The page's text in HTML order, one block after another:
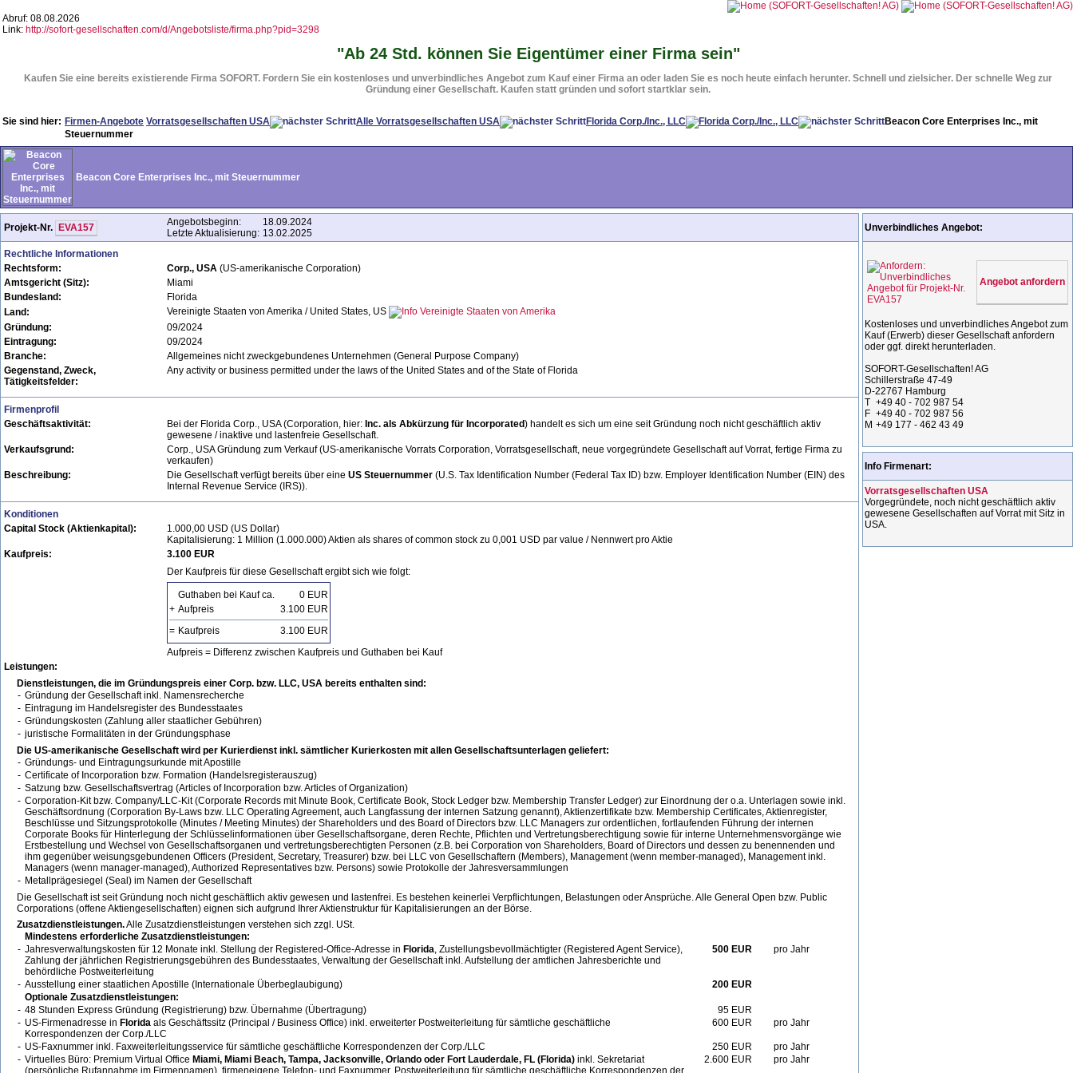
Abruf: 08.08.2026
Link: http://sofort-gesellschaften.com/d/Angebotsliste/firma.php?pid=3298
"Ab 24 Std. können Sie Eigentümer einer Firma sein"
Kaufen Sie eine bereits existierende Firma SOFORT. Fordern Sie ein kostenloses und unverbindliches Angebot zum Kauf einer Firma an oder laden Sie es noch heute einfach herunter. Schnell und zielsicher. Der schnelle Weg zur
Gründung einer Gesellschaft. Kaufen statt gründen und sofort startklar sein.
Sie sind hier: Firmen-Angebote Vorratsgesellschaften USA Alle Vorratsgesellschaften USA Florida Corp./Inc., LLC
Beacon Core Enterprises Inc., mit
Steuernummer
Beacon Core Enterprises Inc., mit Steuernummer
Projekt-Nr. EVA157 Angebotsbeginn:
18.09.2024
Letzte Aktualisierung: 13.02.2025
Rechtliche Informationen
Rechtsform:
Corp., USA (US-amerikanische Corporation)
Amtsgericht (Sitz):
Miami
Bundesland:
Florida
Land:
Vereinigte Staaten von Amerika / United States, US
Gründung:
09/2024
Eintragung:
09/2024
Branche:
Allgemeines nicht zweckgebundenes Unternehmen (General Purpose Company)
Gegenstand, Zweck,
Tätigkeitsfelder:
Any activity or business permitted under the laws of the United States and of the State of Florida
Firmenprofil
Geschäftsaktivität:
Bei der Florida Corp., USA (Corporation, hier: Inc. als Abkürzung für Incorporated) handelt es sich um eine seit Gründung noch nicht geschäftlich aktiv
gewesene / inaktive und lastenfreie Gesellschaft.
Verkaufsgrund:
Corp., USA Gründung zum Verkauf (US-amerikanische Vorrats Corporation, Vorratsgesellschaft, neue vorgegründete Gesellschaft auf Vorrat, fertige Firma zu
verkaufen)
Beschreibung:
Die Gesellschaft verfügt bereits über eine US Steuernummer (U.S. Tax Identification Number (Federal Tax ID) bzw. Employer Identification Number (EIN) des
Internal Revenue Service (IRS)).
Konditionen
Capital Stock (Aktienkapital):
1.000,00 USD (US Dollar)
Kapitalisierung: 1 Million (1.000.000) Aktien als shares of common stock zu 0,001 USD par value / Nennwert pro Aktie
Kaufpreis:
3.100 EUR
Der Kaufpreis für diese Gesellschaft ergibt sich wie folgt:
Guthaben bei Kauf ca.
0 EUR
+ Aufpreis
3.100 EUR
= Kaufpreis
3.100 EUR
Aufpreis = Differenz zwischen Kaufpreis und Guthaben bei Kauf
Leistungen:
Dienstleistungen, die im Gründungspreis einer Corp. bzw. LLC, USA bereits enthalten sind:
- Gründung der Gesellschaft inkl. Namensrecherche
- Eintragung im Handelsregister des Bundesstaates
- Gründungskosten (Zahlung aller staatlicher Gebühren)
- juristische Formalitäten in der Gründungsphase
Die US-amerikanische Gesellschaft wird per Kurierdienst inkl. sämtlicher Kurierkosten mit allen Gesellschaftsunterlagen geliefert:
- Gründungs- und Eintragungsurkunde mit Apostille
- Certificate of Incorporation bzw. Formation (Handelsregisterauszug)
- Satzung bzw. Gesellschaftsvertrag (Articles of Incorporation bzw. Articles of Organization)
- Corporation-Kit bzw. Company/LLC-Kit (Corporate Records mit Minute Book, Certificate Book, Stock Ledger bzw. Membership Transfer Ledger) zur Einordnung der o.a. Unterlagen sowie inkl.
Geschäftsordnung (Corporation By-Laws bzw. LLC Operating Agreement, auch Langfassung der internen Satzung genannt), Aktienzertifikate bzw. Membership Certificates, Aktienregister,
Beschlüsse und Sitzungsprotokolle (Minutes / Meeting Minutes) der Shareholders und des Board of Directors bzw. LLC Managers zur ordentlichen, fortlaufenden Führung der internen
Corporate Books für Hinterlegung der Schlüsselinformationen über Gesellschaftsorgane, deren Rechte, Pflichten und Vertretungsberechtigung sowie für interne Unternehmensvorgänge wie
Erstbestellung und Wechsel von Gesellschaftsorganen und vertretungsberechtigten Personen (z.B. bei Corporation von Shareholders, Board of Directors und dessen zu benennenden und
ihm gegenüber weisungsgebundenen Officers (President, Secretary, Treasurer) bzw. bei LLC von Gesellschaftern (Members), Management (wenn member-managed), Management inkl.
Managers (wenn manager-managed), Authorized Representatives bzw. Persons) sowie Protokolle der Jahresversammlungen
- Metallprägesiegel (Seal) im Namen der Gesellschaft
Die Gesellschaft ist seit Gründung noch nicht geschäftlich aktiv gewesen und lastenfrei. Es bestehen keinerlei Verpflichtungen, Belastungen oder Ansprüche. Alle General Open bzw. Public
Corporations (offene Aktiengesellschaften) eignen sich aufgrund Ihrer Aktienstruktur für Kapitalisierungen an der Börse.
Zusatzdienstleistungen.Alle Zusatzdienstleistungen verstehen sich zzgl. USt.
Mindestens erforderliche Zusatzdienstleistungen:
- Jahresverwaltungskosten für 12 Monate inkl. Stellung der Registered-Office-Adresse in Florida, Zustellungsbevollmächtigter (Registered Agent Service),
Zahlung der jährlichen Registrierungsgebühren des Bundesstaates, Verwaltung der Gesellschaft inkl. Aufstellung der amtlichen Jahresberichte und
behördliche Postweiterleitung
500 EUR pro Jahr
- Ausstellung einer staatlichen Apostille (Internationale Überbeglaubigung)
200 EUR
Optionale Zusatzdienstleistungen:
- 48 Stunden Express Gründung (Registrierung) bzw. Übernahme (Übertragung)
95 EUR
- US-Firmenadresse in Florida als Geschäftssitz (Principal / Business Office) inkl. erweiterter Postweiterleitung für sämtliche geschäftliche
Korrespondenzen der Corp./LLC
600 EUR pro Jahr
- US-Faxnummer inkl. Faxweiterleitungsservice für sämtliche geschäftliche Korrespondenzen der Corp./LLC 250 EUR
pro Jahr
- Virtuelles Büro: Premium Virtual Office Miami, Miami Beach, Tampa, Jacksonville, Orlando oder Fort Lauderdale, FL (Florida) inkl. Sekretariat
2.600 EUR pro Jahr
Unverbindliches Angebot:
Angebot anfordern
Kostenloses und unverbindliches Angebot zum
Kauf (Erwerb) dieser Gesellschaft anfordern
oder ggf. direkt herunterladen.
SOFORT-Gesellschaften! AG
Schillerstraße 47-49
D-22767 Hamburg
T +49 40 - 702 987 54
F +49 40 - 702 987 56
M +49 177 - 462 43 49
Info Firmenart:
Vorratsgesellschaften USA
Vorgegründete, noch nicht geschäftlich aktiv
gewesene Gesellschaften auf Vorrat mit Sitz in
USA.